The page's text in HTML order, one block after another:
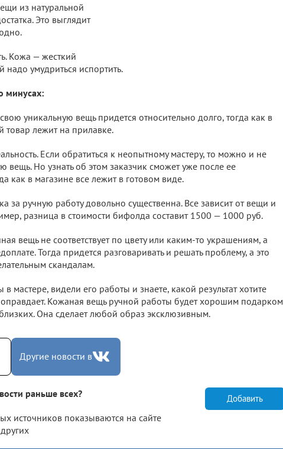
из натуральной
Это выглядит
Кожа — жесткий
надо умудриться испортить.
минусах:
уникальную вещь придется относительно долго, тогда как в
товар лежит на прилавке.
Если обратиться к неопытному мастеру, то можно и не
вещь. Но узнать об этом заказчик сможет уже после ее
как в магазине все лежит в готовом виде.
за ручную работу довольно существенна. Все зависит от вещи и
разница в стоимости бифолда составит 1500 — 1000 руб.
вещь не соответствует по цвету или каким-то украшениям, а
Тогда придется разговаривать и решать проблему, а это
скандалам.
мастере, видели его работы и знаете, какой результат хотите
оправдает. Кожаная вещь ручной работы будет хорошим подарком
Она сделает любой образ эксклюзивным.
Другие новости в
раньше всех?
источников показываются на сайте
Добавить